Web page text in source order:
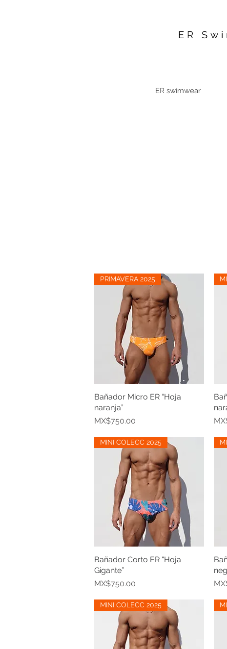
ER
ER swimwear
Quick View
PRIMAVERA 2025
Bañador Micro ER “Hoja
naranja”
Price
MX$750.00
Quick View
MINI COLECC 2025
Bañador Corto ER “Hoja
Gigante”
Price
MX$750.00
MINI COLECC 2025